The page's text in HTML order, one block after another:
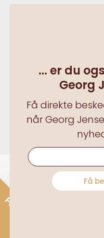
Karriere hos os
Nyheder
Historien
Få 15% rabat*
... er du
Georg
Få direkte
når Georg
... er du også vild med
Få